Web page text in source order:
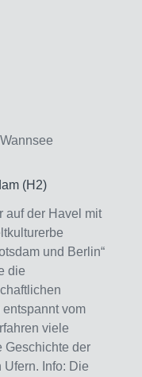
(H2)
auf der Havel mit
und Berlin“
die
vom
viele
Geschichte der
Ufern. Info: Die